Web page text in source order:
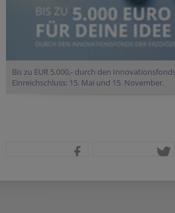
Bis zu EUR 5.000,- durch den
Einreichschluss: 15. Mai und 15. November.